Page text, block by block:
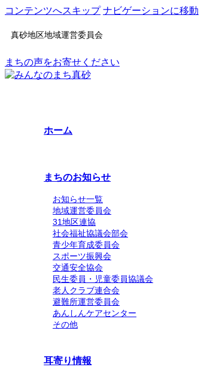
コンテンツへスキップ ナビゲーションに移動
真砂地区地域運営委員会
まちの声をお寄せください
ホーム
まちのお知らせ
お知らせ一覧
地域運営委員会
31地区連協
社会福祉協議会部会
青少年育成委員会
スポーツ振興会
交通安全協会
民生委員・児童委員協議会
老人クラブ連合会
避難所運営委員会
あんしんケアセンター
その他
耳寄り情報